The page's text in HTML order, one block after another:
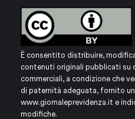
È consentito distribuire,
contenuti originali pubblicati su
commerciali, a condizione che
di paternità adeguata, fornito un
www.giornaleprevidenza.it e
modifiche.